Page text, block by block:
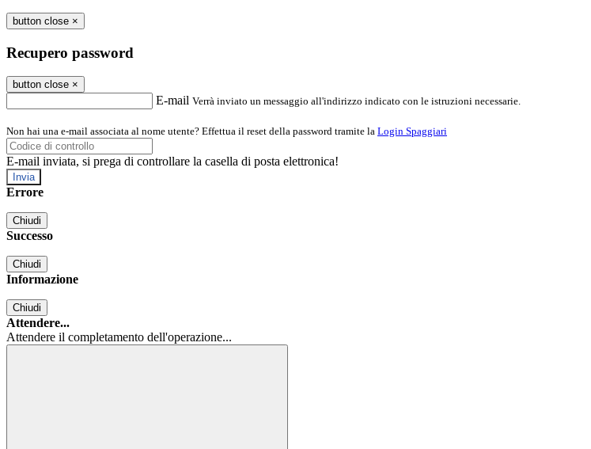
button close ×
Recupero password
button close ×
E-mail Verrà inviato un messaggio all'indirizzo indicato con le istruzioni necessarie.
Non hai una e-mail associata al nome utente? Effettua il reset della password tramite la Login Spaggiari
E-mail inviata, si prega di controllare la casella di posta elettronica!
Errore
Chiudi
Successo
Chiudi
Informazione
Chiudi
Attendere...
Attendere il completamento dell'operazione...